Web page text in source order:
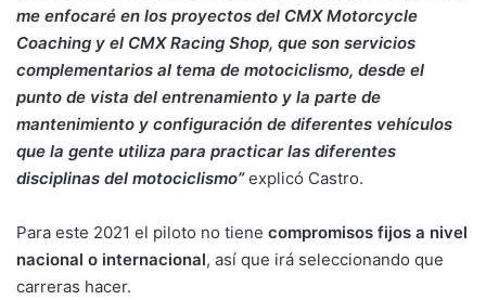
me enfocaré en los proyectos del CMX Motorcycle
Coaching y el CMX Racing Shop, que son servicios
complementarios al tema de motociclismo, desde el
punto de vista del entrenamiento y la parte de
mantenimiento y configuración de diferentes vehículos
que la gente utiliza para practicar las diferentes
disciplinas del motociclismo”explicó Castro.
Para este 2021 el piloto no tiene compromisos fijos a nivel
nacional o internacional, así que irá seleccionando que
carreras hacer.